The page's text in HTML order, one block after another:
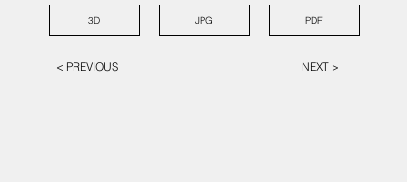
3D JPG PDF
< PREVIOUS NEXT >